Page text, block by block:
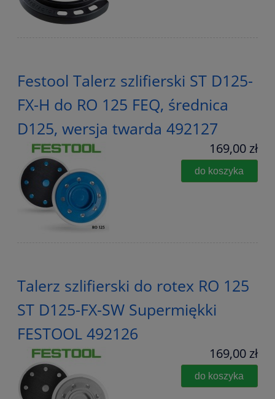
Festool Talerz szlifierski ST D125-
FX-H do RO 125 FEQ, średnica
D125, wersja twarda 492127
169,00 zł
do koszyka
Talerz szlifierski do rotex RO 125
ST D125-FX-SW Supermiękki
FESTOOL 492126
169,00 zł
do koszyka